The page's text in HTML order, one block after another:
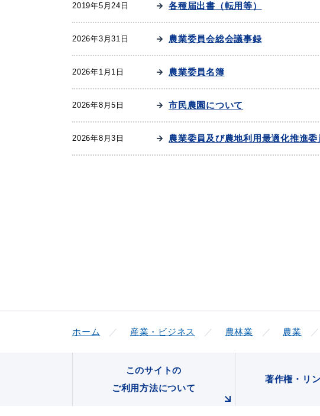
高齢者・介護 おくやみ
防災・防犯メール
2019年5月24日 各種届出書（転用等）
2026年3月31日 農業委員会総会議事録
2026年1月1日 農業委員名簿
2026年8月5日 市民農園について
2026年8月3日 農業委員及び農地利用最適化推進
ホーム 産業・ビジネス 農林業 農業
このサイトの
ご利用方法について
著作権・リ